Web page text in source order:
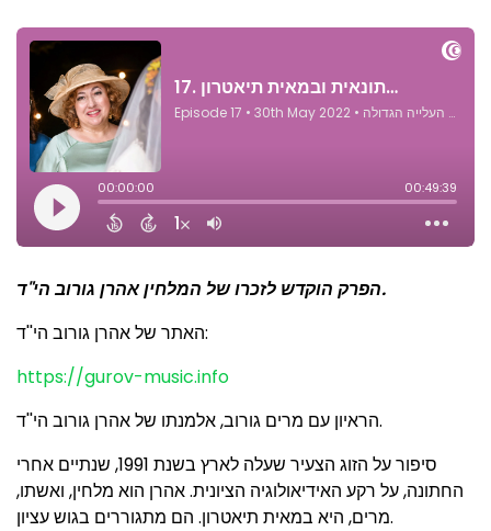
הפרק הוקדש לזכרו של המלחין אהרן גורוב הי"ד.
האתר של אהרן גורוב הי''ד:
https://gurov-music.info
הראיון עם מרים גורוב, אלמנתו של אהרן גורוב הי''ד.
סיפור על הזוג הצעיר שעלה לארץ בשנת 1991, שנתיים אחרי
החתונה, על רקע האידיאולוגיה הציונית. אהרן הוא מלחין, ואשתו,
מרים, היא במאית תיאטרון. הם מתגוררים בגוש עציון.